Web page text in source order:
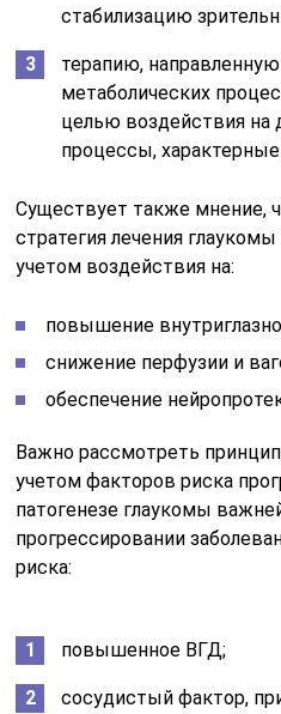
стабилизацию
терапию,
метаболических
целью воздействия на
процессы,
Существует также мнение,
стратегия лечения
учетом воздействия на:
повышение
снижение перфузии и
обеспечение
Важно рассмотреть
учетом факторов риска
патогенезе глаукомы
прогрессировании
риска:
повышенное ВГД;
сосудистый фактор,